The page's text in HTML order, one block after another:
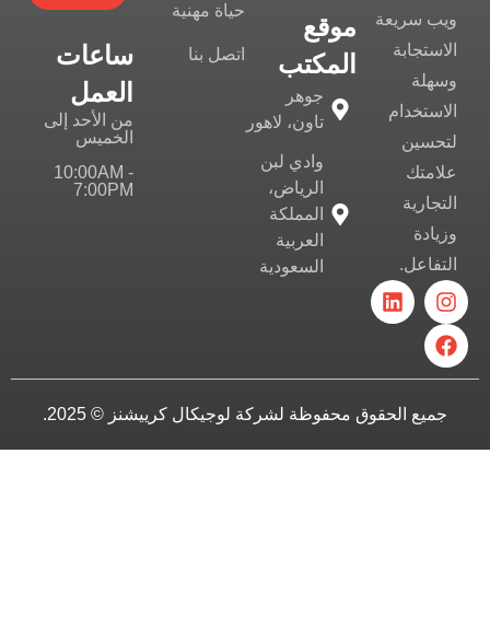
ويب سريعة
الاستجابة
وسهلة
الاستخدام
لتحسين
علامتك
التجارية
وزيادة
التفاعل.
موقع
المكتب
جوهر
تاون، لاهور
وادي لبن
الرياض،
المملكة
العربية
السعودية
حياة مهنية
اتصل بنا
ساعات
العمل
من الأحد إلى
الخميس
10:00AM -
7:00PM
جميع الحقوق محفوظة لشركة لوجيكال كرييشنز © 2025.